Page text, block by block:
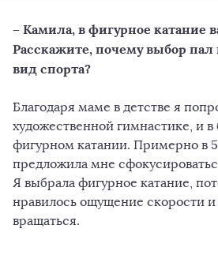
– Камила, в фигурное катание
Расскажите, почему выбор пал
вид спорта?
Благодаря маме в детстве я
художественной гимнастике, и в
фигурном катании. Примерно в
предложила мне
Я выбрала фигурное катание,
нравилось ощущение скорости
вращаться.